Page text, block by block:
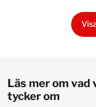
Läs mer om vad
tycker om